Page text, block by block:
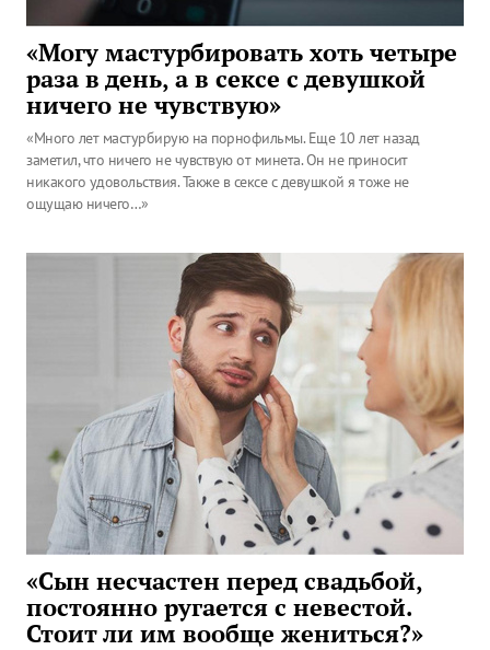
«Могу мастурбировать хоть четыре
раза в день, а в сексе с девушкой
ничего не чувствую»
«Много лет мастурбирую на порнофильмы. Еще 10 лет назад
заметил, что ничего не чувствую от минета. Он не приносит
никакого удовольствия. Также в сексе с девушкой я тоже не
ощущаю ничего…»
«Сын несчастен перед свадьбой,
постоянно ругается с невестой.
Стоит ли им вообще жениться?»